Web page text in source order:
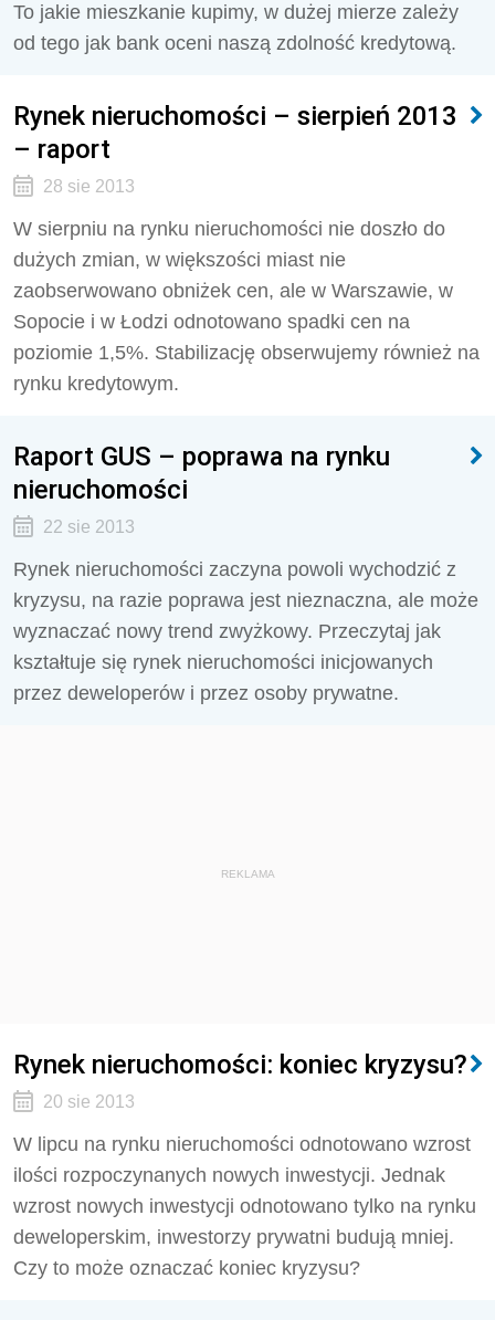
To jakie mieszkanie kupimy, w dużej mierze zależy
od tego jak bank oceni naszą zdolność kredytową.
Rynek nieruchomości – sierpień 2013
– raport
28 sie 2013
W sierpniu na rynku nieruchomości nie doszło do
dużych zmian, w większości miast nie
zaobserwowano obniżek cen, ale w Warszawie, w
Sopocie i w Łodzi odnotowano spadki cen na
poziomie 1,5%. Stabilizację obserwujemy również na
rynku kredytowym.
Raport GUS – poprawa na rynku
nieruchomości
22 sie 2013
Rynek nieruchomości zaczyna powoli wychodzić z
kryzysu, na razie poprawa jest nieznaczna, ale może
wyznaczać nowy trend zwyżkowy. Przeczytaj jak
kształtuje się rynek nieruchomości inicjowanych
przez deweloperów i przez osoby prywatne.
REKLAMA
Rynek nieruchomości: koniec kryzysu?
20 sie 2013
W lipcu na rynku nieruchomości odnotowano wzrost
ilości rozpoczynanych nowych inwestycji. Jednak
wzrost nowych inwestycji odnotowano tylko na rynku
deweloperskim, inwestorzy prywatni budują mniej.
Czy to może oznaczać koniec kryzysu?